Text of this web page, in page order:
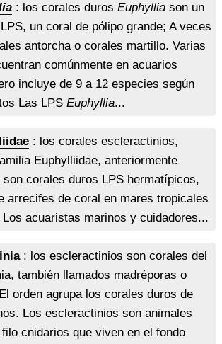
: los corales duros Euphylliason un
un coral de pólipo grande; A veces
antorcha o corales martillo. Varias
comúnmente en acuarios
incluye de 9 a 12 especies según
Las LPS Euphyllia...
: los corales escleractinios,
Euphylliidae, anteriormente
corales duros LPS hermatípicos,
arrecifes de coral en mares tropicales
acuaristas marinos y cuidadores...
: los escleractinios son corales del
también llamados madréporas o
orden agrupa los corales duros de
Los escleractinios son animales
cnidarios que viven en el fondo